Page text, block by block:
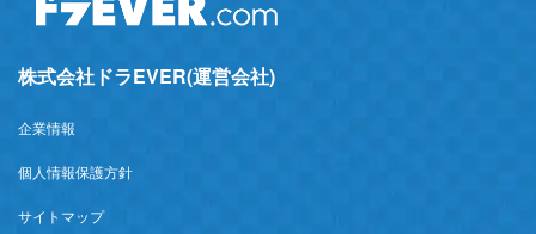
株式会社ドラEVER(運営会社)
企業情報
個人情報保護方針
サイトマップ